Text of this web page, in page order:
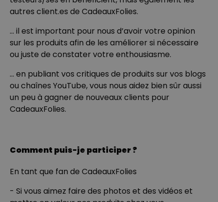
autres client.es de CadeauxFolies.
... il est important pour nous d’avoir votre opinion
sur les produits afin de les améliorer si nécessaire
ou juste de constater votre enthousiasme.
... en publiant vos critiques de produits sur vos blogs
ou chaînes YouTube, vous nous aidez bien sûr aussi
un peu à gagner de nouveaux clients pour
CadeauxFolies.
Comment puis-je participer ?
En tant que fan de CadeauxFolies
- Si vous aimez faire des photos et des vidéos et